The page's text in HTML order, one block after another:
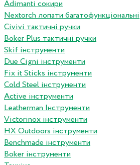
Adimanti сокири
Nextorch лопати багатофункціональні
Сivivi тактичні ручки
Boker Plus тактичні ручки
Skif інструменти
Due Cigni інструменти
Fix it Sticks інструменти
Сold Steel інструменти
Active інструменти
Leatherman Інструменти
Victorinox інструменти
HX Outdoors інструменти
Benchmade інструменти
Boker інструменти